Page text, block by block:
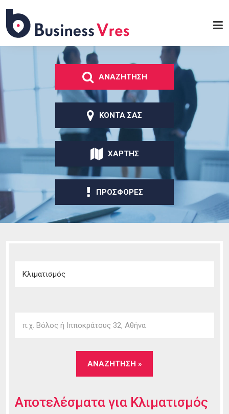
κυρίως περιεχόμενο
Business
ΑΝΑΖΗΤΗΣΗ
ΚΟΝΤΑ ΣΑΣ
ΧΑΡΤΗΣ
ΠΡΟΣΦΟΡΕΣ
Αποτελέσματα για Κλιματισμός